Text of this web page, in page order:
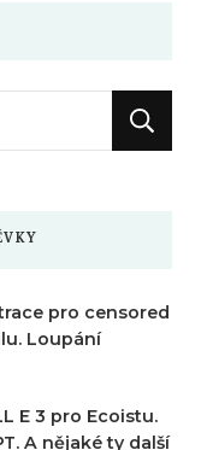
pro censored
Loupání
E 3 pro Ecoistu.
A nějaké ty další